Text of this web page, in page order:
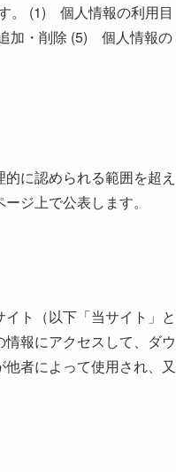
。 (1) 個人情報の利用目
加・削除 (5) 個人情報の
に認められる範囲を超え
ジ上で公表します。
ト（以下「当サイト」と
報にアクセスして、ダウ
者によって使用され、又